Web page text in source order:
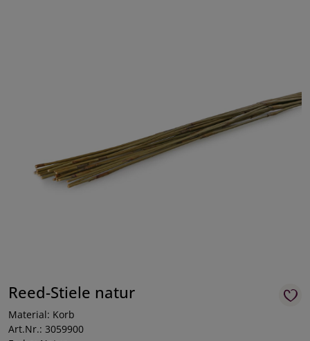
Reed-Stiele natur
Material: Korb
Art.Nr.: 3059900